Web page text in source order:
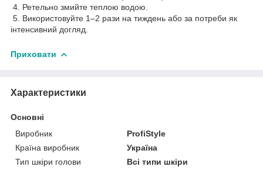
4. Ретельно змийте теплою водою.
5. Використовуйте 1–2 рази на тиждень або за потреби як
інтенсивний догляд.
Приховати
Характеристики
Основні
Виробник
ProfiStyle
Країна виробник
Україна
Тип шкіри голови
Всі типи шкіри